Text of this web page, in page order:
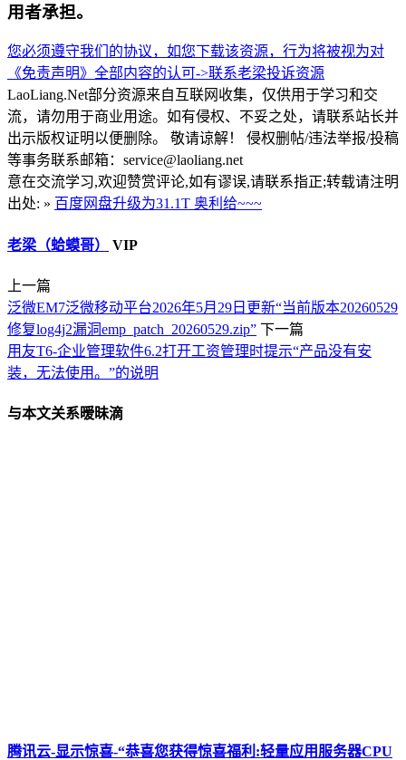
用者承担。
您必须遵守我们的协议，如您下载该资源，行为将被视为对
《免责声明》全部内容的认可->联系老梁投诉资源
LaoLiang.Net部分资源来自互联网收集，仅供用于学习和交
流，请勿用于商业用途。如有侵权、不妥之处，请联系站长并
出示版权证明以便删除。 敬请谅解！ 侵权删帖/违法举报/投稿
等事务联系邮箱：service@laoliang.net
意在交流学习,欢迎赞赏评论,如有谬误,请联系指正;转载请注明
出处: » 百度网盘升级为31.1T 奥利给~~~
老梁（蛤蟆哥） VIP
上一篇
泛微EM7泛微移动平台2026年5月29日更新“当前版本20260529
修复log4j2漏洞emp_patch_20260529.zip” 下一篇
用友T6-企业管理软件6.2打开工资管理时提示“产品没有安
装，无法使用。”的说明
与本文关系暧昧滴
腾讯云-显示惊喜-“恭喜您获得惊喜福利:轻量应用服务器CPU